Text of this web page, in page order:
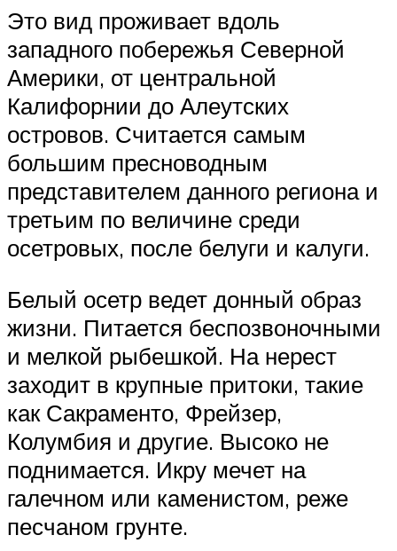
Это вид проживает вдоль
западного побережья Северной
Америки, от центральной
Калифорнии до Алеутских
островов. Считается самым
большим пресноводным
представителем данного региона и
третьим по величине среди
осетровых, после белуги и калуги.
Белый осетр ведет донный образ
жизни. Питается беспозвоночными
и мелкой рыбешкой. На нерест
заходит в крупные притоки, такие
как Сакраменто, Фрейзер,
Колумбия и другие. Высоко не
поднимается. Икру мечет на
галечном или каменистом, реже
песчаном грунте.